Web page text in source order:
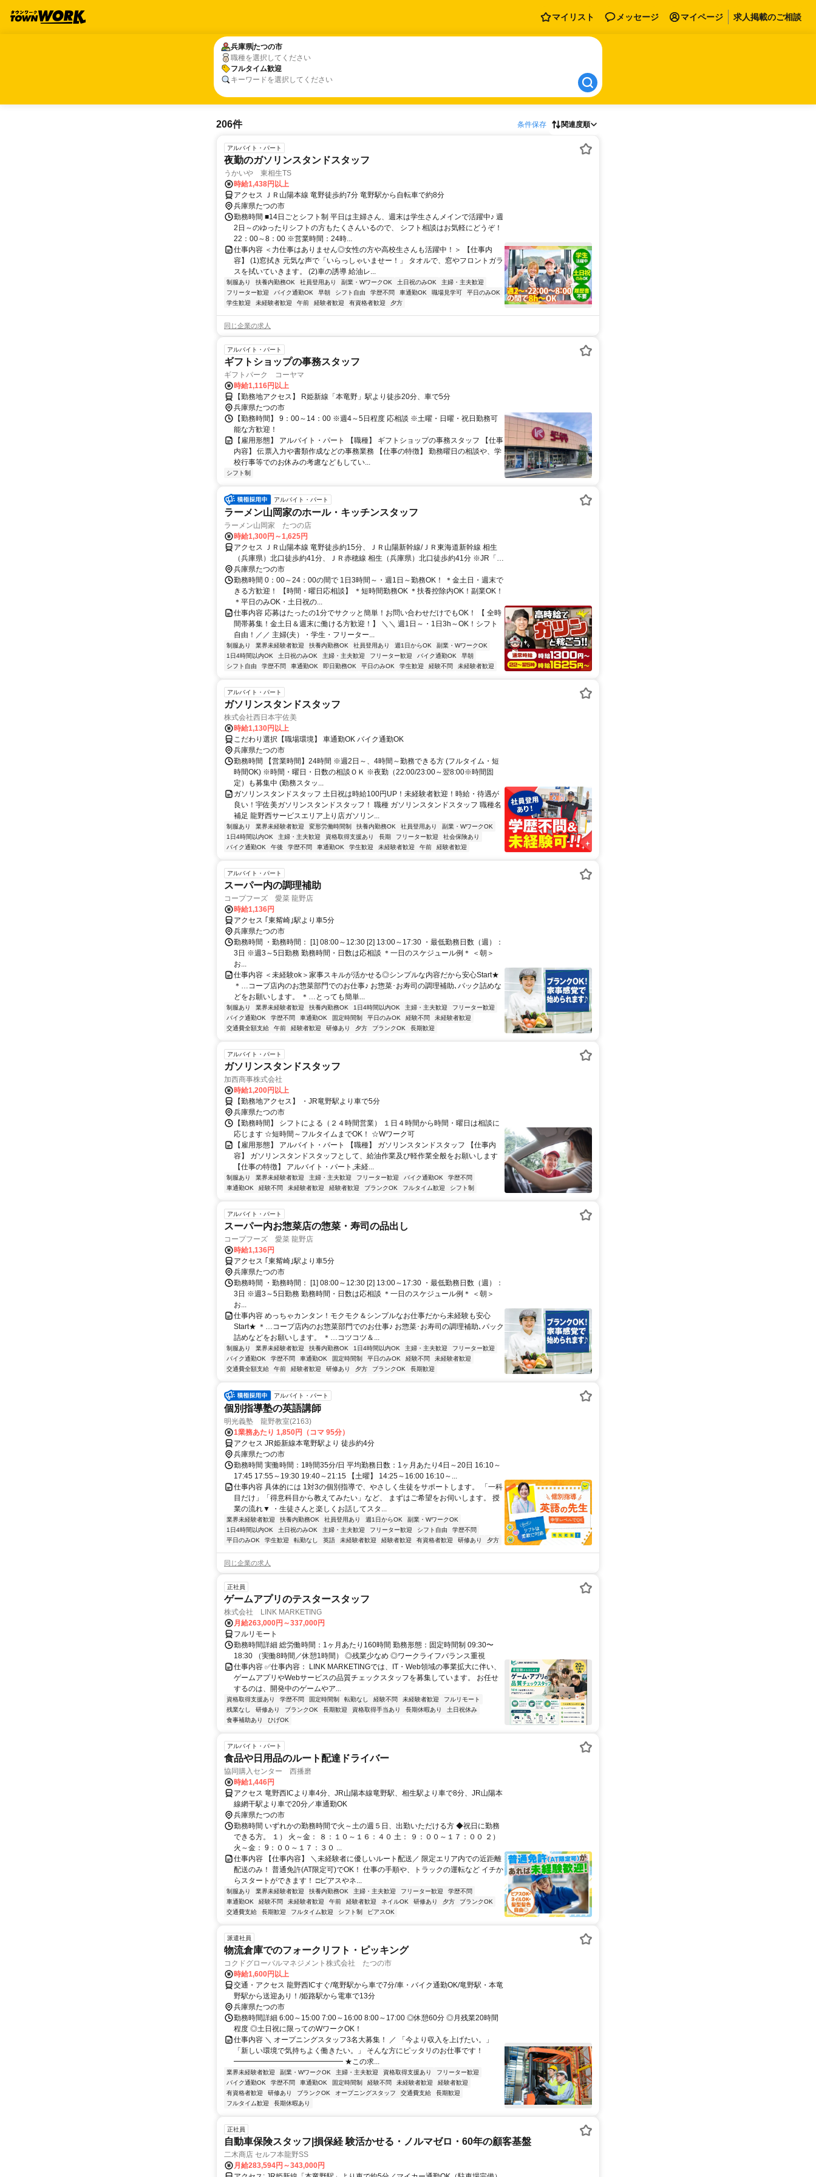
マイリスト メッセージ マイページ 求人掲載のご相談
兵庫県たつの市
職種を選択してください
フルタイム歓迎
キーワードを選択してください
兵庫県たつの市
フルタイム歓迎
206件 条件保存 関連度順
アルバイト・パート
夜勤のガソリンスタンドスタッフ
うかいや 東相生TS
時給1,438円以上
アクセス ＪＲ山陽本線 竜野徒歩約7分 竜野駅から自転車で約8分
兵庫県たつの市
勤務時間 ■14日ごとシフト制 平日は主婦さん、週末は学生さんメインで活躍中♪ 週
2日～のゆったりシフトの方もたくさんいるので、 シフト相談はお気軽にどうぞ！
22：00～8：00 ※営業時間：24時...
仕事内容 ＜力仕事はありません◎女性の方や高校生さんも活躍中！＞ 【仕事内
容】 (1)窓拭き 元気な声で「いらっしゃいませー！」 タオルで、窓やフロントガラ
スを拭いていきます。 (2)車の誘導 給油レ...
制服あり 扶養内勤務OK 社員登用あり 副業・WワークOK 土日祝のみOK
主婦・主夫歓迎
フリーター歓迎
バイク通勤OK 早朝 シフト自由 学歴不問 車通勤OK 職場見学可
平日のみOK
学生歓迎
未経験者歓迎 午前 経験者歓迎 有資格者歓迎 夕方
同じ企業の求人
アルバイト・パート
ギフトショップの事務スタッフ
ギフトパーク コーヤマ
時給1,116円以上
【勤務地アクセス】 R姫新線「本竜野」駅より徒歩20分、車で5分
兵庫県たつの市
【勤務時間】 9：00～14：00 ※週4～5日程度 応相談 ※土曜・日曜・祝日勤務可
能な方歓迎！
【雇用形態】 アルバイト・パート 【職種】 ギフトショップの事務スタッフ 【仕事
内容】 伝票入力や書類作成などの事務業務 【仕事の特徴】 勤務曜日の相談や、学
校行事等でのお休みの考慮などもしてい...
シフト制
アルバイト・パート
ラーメン山岡家のホール・キッチンスタッフ
ラーメン山岡家 たつの店
時給1,300円～1,625円
アクセス ＪＲ山陽本線 竜野徒歩約15分、ＪＲ山陽新幹線/ＪＲ東海道新幹線 相生
（兵庫県）北口徒歩約41分、ＪＲ赤穂線 相生（兵庫県）北口徒歩約41分 ※JR「竜
野駅」より車で3分
兵庫県たつの市
勤務時間 0：00～24：00の間で 1日3時間～・週1日～勤務OK！ ＊金土日・週末で
きる方歓迎！ 【時間・曜日応相談】 ＊短時間勤務OK ＊扶養控除内OK！副業OK！
＊平日のみOK・土日祝の...
仕事内容 応募はたったの1分でサクッと簡単！お問い合わせだけでもOK！ 【 全時
間帯募集！金土日＆週末に働ける方歓迎！】 ＼＼ 週1日～・1日3h～OK！シフト
自由！／／ 主婦(夫）・学生・フリーター...
制服あり 業界未経験者歓迎 扶養内勤務OK 社員登用あり 週1日からOK
副業・WワークOK
1日4時間以内OK
土日祝のみOK 主婦・主夫歓迎 フリーター歓迎 バイク通勤OK
早朝
シフト自由
学歴不問 車通勤OK 即日勤務OK 平日のみOK 学生歓迎 経験不問 未経験者歓迎
アルバイト・パート
ガソリンスタンドスタッフ
株式会社西日本宇佐美
時給1,130円以上
こだわり選択【職場環境】 車通勤OK バイク通勤OK
兵庫県たつの市
勤務時間 【営業時間】24時間 ※週2日～、4時間～勤務できる方 (フルタイム・短
時間OK) ※時間・曜日・日数の相談ＯＫ ※夜勤（22:00/23:00～翌8:00※時間固
定）も募集中 (勤務スタッ...
ガソリンスタンドスタッフ 土日祝は時給100円UP！未経験者歓迎！時給・待遇が
良い！宇佐美ガソリンスタンドスタッフ！ 職種 ガソリンスタンドスタッフ 職種名
補足 龍野西サービスエリア上り店ガソリン...
制服あり 業界未経験者歓迎 変形労働時間制 扶養内勤務OK 社員登用あり
副業・WワークOK
1日4時間以内OK
主婦・主夫歓迎 資格取得支援あり 長期 フリーター歓迎
社会保険あり
バイク通勤OK
午後 学歴不問 車通勤OK 学生歓迎 未経験者歓迎 午前 経験者歓迎
アルバイト・パート
スーパー内の調理補助
コープフーズ 愛菜 龍野店
時給1,136円
アクセス ｢東觜崎｣駅より車5分
兵庫県たつの市
勤務時間 ・勤務時間： [1] 08:00～12:30 [2] 13:00～17:30 ・最低勤務日数（週）：
3日 ※週3～5日勤務 勤務時間・日数は応相談 ＊一日のスケジュール例＊ ＜朝＞
お...
仕事内容 ＜未経験ok＞家事スキルが活かせる◎シンプルな内容だから安心Start★
＊…コープ店内のお惣菜部門でのお仕事♪ お惣菜･お寿司の調理補助､パック詰めな
どをお願いします。 ＊…とっても簡単...
制服あり 業界未経験者歓迎 扶養内勤務OK 1日4時間以内OK 主婦・主夫歓迎
フリーター歓迎
バイク通勤OK
学歴不問 車通勤OK 固定時間制 平日のみOK 経験不問
未経験者歓迎
交通費全額支給
午前 経験者歓迎 研修あり 夕方 ブランクOK 長期歓迎
アルバイト・パート
ガソリンスタンドスタッフ
加西商事株式会社
時給1,200円以上
【勤務地アクセス】 ・JR竜野駅より車で5分
兵庫県たつの市
【勤務時間】 シフトによる（２４時間営業） １日４時間から時間・曜日は相談に
応じます ☆短時間～フルタイムまでOK！ ☆Wワーク可
【雇用形態】 アルバイト・パート 【職種】 ガソリンスタンドスタッフ 【仕事内
容】 ガソリンスタンドスタッフとして、給油作業及び軽作業全般をお願いします
【仕事の特徴】 アルバイト・パート,未経...
制服あり 業界未経験者歓迎 主婦・主夫歓迎 フリーター歓迎 バイク通勤OK
学歴不問
車通勤OK
経験不問 未経験者歓迎 経験者歓迎 ブランクOK フルタイム歓迎 シフト制
アルバイト・パート
スーパー内お惣菜店の惣菜・寿司の品出し
コープフーズ 愛菜 龍野店
時給1,136円
アクセス ｢東觜崎｣駅より車5分
兵庫県たつの市
勤務時間 ・勤務時間： [1] 08:00～12:30 [2] 13:00～17:30 ・最低勤務日数（週）：
3日 ※週3～5日勤務 勤務時間・日数は応相談 ＊一日のスケジュール例＊ ＜朝＞
お...
仕事内容 めっちゃカンタン！モクモク＆シンプルなお仕事だから未経験も安心
Start★ ＊…コープ店内のお惣菜部門でのお仕事♪ お惣菜･お寿司の調理補助､パック
詰めなどをお願いします。 ＊…コツコツ＆...
制服あり 業界未経験者歓迎 扶養内勤務OK 1日4時間以内OK 主婦・主夫歓迎
フリーター歓迎
バイク通勤OK
学歴不問 車通勤OK 固定時間制 平日のみOK 経験不問
未経験者歓迎
交通費全額支給
午前 経験者歓迎 研修あり 夕方 ブランクOK 長期歓迎
アルバイト・パート
個別指導塾の英語講師
明光義塾 龍野教室(2163)
1業務あたり 1,850円（コマ 95分）
アクセス JR姫新線本竜野駅より 徒歩約4分
兵庫県たつの市
勤務時間 実働時間：1時間35分/日 平均勤務日数：1ヶ月あたり4日～20日 16:10～
17:45 17:55～19:30 19:40～21:15 【土曜】 14:25～16:00 16:10～...
仕事内容 具体的には 1対3の個別指導で、やさしく生徒をサポートします。 「一科
目だけ」「得意科目から教えてみたい」など、 まずはご希望をお伺いします。 授
業の流れ▼ ・生徒さんと楽しくお話してスタ...
業界未経験者歓迎 扶養内勤務OK 社員登用あり 週1日からOK
副業・WワークOK
1日4時間以内OK
土日祝のみOK 主婦・主夫歓迎 フリーター歓迎 シフト自由
学歴不問
平日のみOK
学生歓迎 転勤なし 英語 未経験者歓迎 経験者歓迎 有資格者歓迎 研修あり 夕方
同じ企業の求人
正社員
ゲームアプリのテスタースタッフ
株式会社 LINK MARKETING
月給263,000円～337,000円
フルリモート
勤務時間詳細 総労働時間：1ヶ月あたり160時間 勤務形態：固定時間制 09:30〜
18:30 （実働8時間／休憩1時間） ◎残業少なめ ◎ワークライフバランス重視
仕事内容 ✅仕事内容： LINK MARKETINGでは、IT・Web領域の事業拡大に伴い、
ゲームアプリやWebサービスの品質チェックスタッフを募集しています。 お任せ
するのは、開発中のゲームやア...
資格取得支援あり 学歴不問 固定時間制 転勤なし 経験不問 未経験者歓迎
フルリモート
残業なし
研修あり ブランクOK 長期歓迎 資格取得手当あり 長期休暇あり
土日祝休み
食事補助あり
ひげOK
アルバイト・パート
食品や日用品のルート配達ドライバー
協同購入センター 西播磨
時給1,446円
アクセス 竜野西ICより車4分、JR山陽本線竜野駅、相生駅より車で8分、JR山陽本
線網干駅より車で20分／車通勤OK
兵庫県たつの市
勤務時間 いずれかの勤務時間で火～土の週５日、出勤いただける方 ◆祝日に勤務
できる方。 １） 火～金： ８：１０～１６：４０ 土： ９：００～１７：００ ２）
火～金： 9：００～１７：３０ ...
仕事内容 【仕事内容】 ＼未経験者に優しいルート配送／ 限定エリア内での近距離
配送のみ！ 普通免許(AT限定可)でOK！ 仕事の手順や、トラックの運転など イチか
らスタートができます！ □ピアスやネ...
制服あり 業界未経験者歓迎 扶養内勤務OK 主婦・主夫歓迎 フリーター歓迎
学歴不問
車通勤OK
経験不問 未経験者歓迎 午前 経験者歓迎 ネイルOK 研修あり 夕方
ブランクOK
交通費支給
長期歓迎 フルタイム歓迎 シフト制 ピアスOK
派遣社員
物流倉庫でのフォークリフト・ピッキング
コクドグローバルマネジメント株式会社 たつの市
時給1,600円以上
交通・アクセス 龍野西ICすぐ/竜野駅から車で7分/車・バイク通勤OK/竜野駅・本竜
野駅から送迎あり！/姫路駅から電車で13分
兵庫県たつの市
勤務時間詳細 6:00～15:00 7:00～16:00 8:00～17:00 ◎休憩60分 ◎月残業20時間
程度 ◎土日祝に限ってのWワークOK！
仕事内容 ＼ オープニングスタッフ3名大募集！ ／ 「今より収入を上げたい。」
「新しい環境で気持ちよく働きたい。」 そんな方にピッタリのお仕事です！
━━━━━━━━━━━━━━━ ★この求...
業界未経験者歓迎 副業・WワークOK 主婦・主夫歓迎 資格取得支援あり
フリーター歓迎
バイク通勤OK
学歴不問 車通勤OK 固定時間制 経験不問 未経験者歓迎
経験者歓迎
有資格者歓迎
研修あり ブランクOK オープニングスタッフ 交通費支給
長期歓迎
フルタイム歓迎
長期休暇あり
正社員
自動車保険スタッフ|損保経 験活かせる・ノルマゼロ・60年の顧客基盤
二木商店 セルフ本龍野SS
月給283,594円～343,000円